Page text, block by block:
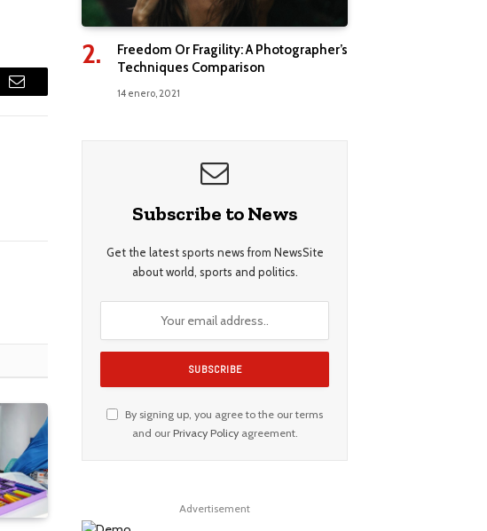
Email
Freedom Or Fragility: A Photographer’s
Techniques Comparison
14 enero, 2021
Subscribe to News
Get the latest sports news from NewsSite
about world, sports and politics.
By signing up, you agree to the our terms
and our Privacy Policyagreement.
Advertisement